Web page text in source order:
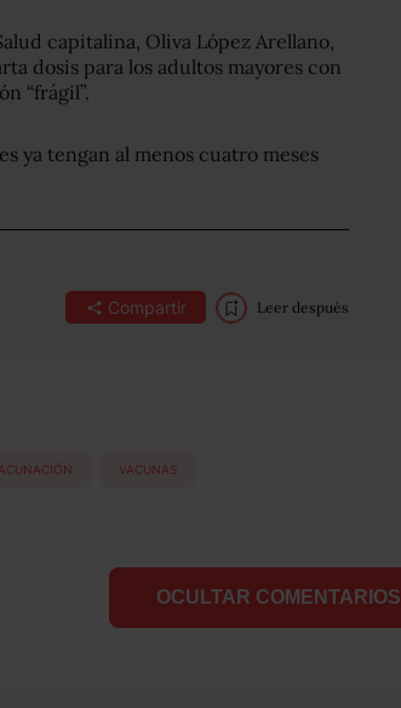
capitalina, Oliva López Arellano,
dosis para los adultos mayores con
“frágil”.
ya tengan al menos cuatro meses
Compartir Leer después
VACUNAS
OCULTAR COMENTARIOS